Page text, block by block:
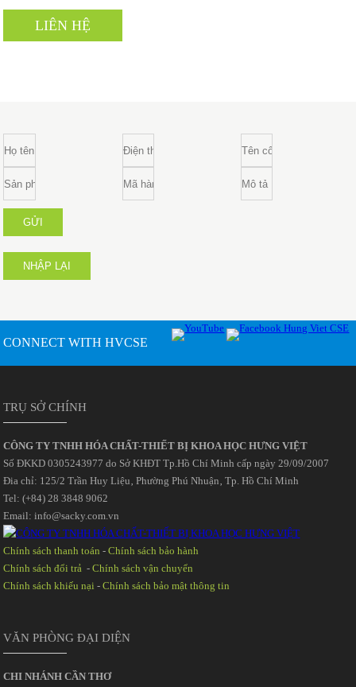
LIÊN HỆ
GỬI
NHẬP LẠI
CONNECT WITH HVCSE
TRỤ SỞ CHÍNH
CÔNG TY TNHH HÓA CHẤT-THIẾT BỊ KHOA HỌC HƯNG VIỆT
Số ĐKKD 0305243977 do Sở KHĐT Tp.Hồ Chí Minh cấp ngày 29/09/2007
Đia chỉ: 125/2 Trần Huy Liệu‚ Phường Phú Nhuận‚ Tp. Hồ Chí Minh
Tel: (+84) 28 3848 9062
Email: info@sacky.com.vn
Chính sách thanh toán -Chính sách bảo hành
Chính sách đổi trả -Chính sách vận chuyển
Chính sách khiếu nại -Chính sách bảo mật thông tin
VĂN PHÒNG ĐẠI DIỆN
CHI NHÁNH CẦN THƠ